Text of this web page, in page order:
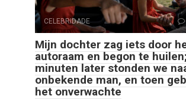
CELEBRIDADE
Mijn dochter zag iets door
autoraam en begon te
minuten later stonden we
onbekende man, en toen
het onverwachte